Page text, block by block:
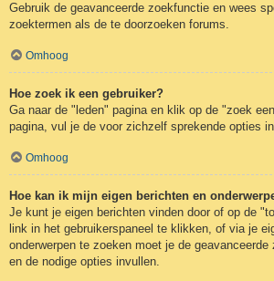
Gebruik de geavanceerde zoekfunctie en wees
zoektermen als de te doorzoeken forums.
Omhoog
Hoe zoek ik een gebruiker?
Ga naar de "leden" pagina en klik op de "zoek
pagina, vul je de voor zichzelf sprekende opties
Omhoog
Hoe kan ik mijn eigen berichten en
Je kunt je eigen berichten vinden door of op de
link in het gebruikerspaneel te klikken, of via je
onderwerpen te zoeken moet je de
en de nodige opties invullen.